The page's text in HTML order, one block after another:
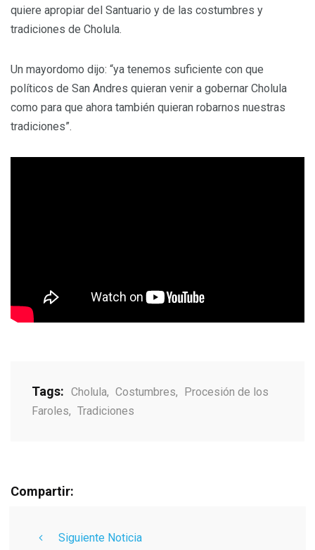
quiere apropiar del Santuario y de las costumbres y
tradiciones de Cholula.
Un mayordomo dijo: “ya tenemos suficiente con que
políticos de San Andres quieran venir a gobernar Cholula
como para que ahora también quieran robarnos nuestras
tradiciones”.
Tags: Cholula, Costumbres,
Procesión de los
Faroles, Tradiciones
Compartir:
Siguiente Noticia